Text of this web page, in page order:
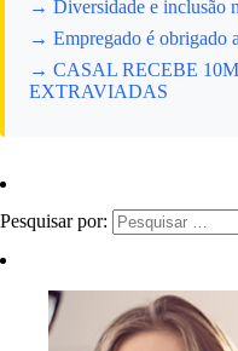
→ Diversidade e inclusão
→ Empregado é obrigado
→ CASAL RECEBE
EXTRAVIADAS
Pesquisar por: